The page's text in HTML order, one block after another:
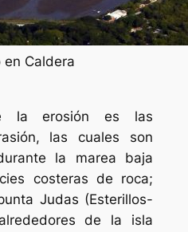
en Caldera
la erosión es las
las cuales son
la marea baja
costeras de roca;
Judas (Esterillos-
de la isla